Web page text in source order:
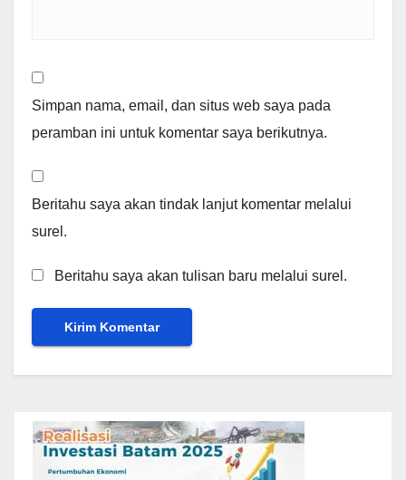
Simpan nama, email, dan situs web saya pada
peramban ini untuk komentar saya berikutnya.
Beritahu saya akan tindak lanjut komentar melalui
surel.
Beritahu saya akan tulisan baru melalui surel.